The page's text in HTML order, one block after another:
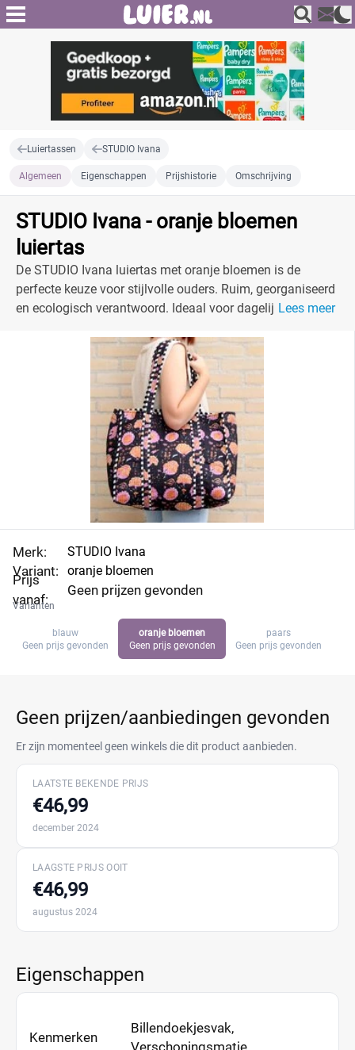
Luiertassen STUDIO Ivana
Algemeen Eigenschappen Prijshistorie Omschrijving
STUDIO Ivana - oranje bloemen
luiertas
De STUDIO Ivana luiertas met oranje bloemen is de
perfecte keuze voor stijlvolle ouders. Ruim, georganiseerd
en ecologisch verantwoord. Ideaal voor dagelijks gebruik!
Lees meer
Merk:
Variant:
Prijs
vanaf:
STUDIO Ivana
oranje bloemen
Geen prijzen gevonden
Varianten
blauw
Geen prijs gevonden
oranje bloemen
Geen prijs gevonden
paars
Geen prijs gevonden
Geen prijzen/aanbiedingen gevonden
Er zijn momenteel geen winkels die dit product aanbieden.
LAATSTE BEKENDE PRIJS
€46,99
december 2024
LAAGSTE PRIJS OOIT
€46,99
augustus 2024
Eigenschappen
Kenmerken
Billendoekjesvak,
Verschoningsmatje